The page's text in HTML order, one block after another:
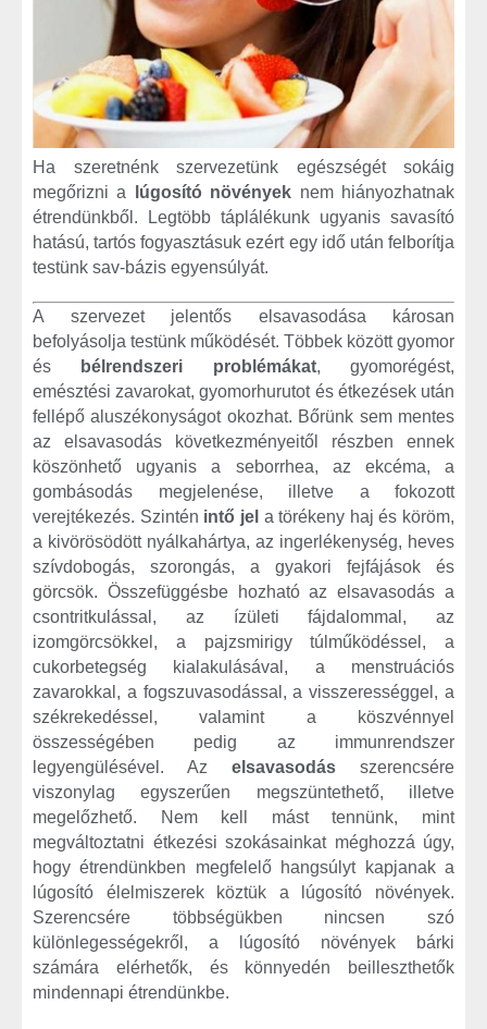
Ha szeretnénk szervezetünk egészségét sokáig
megőrizni a lúgosító növények nem hiányozhatnak
étrendünkből. Legtöbb táplálékunk ugyanis savasító
hatású, tartós fogyasztásuk ezért egy idő után felborítja
testünk sav-bázis egyensúlyát.
A szervezet jelentős elsavasodása károsan
befolyásolja testünk működését. Többek között gyomor
és
bélrendszeri problémákat, gyomorégést,
emésztési zavarokat, gyomorhurutot és étkezések után
fellépő aluszékonyságot okozhat. Bőrünk sem mentes
az elsavasodás következményeitől részben ennek
köszönhető ugyanis a seborrhea, az ekcéma, a
gombásodás megjelenése, illetve a fokozott
verejtékezés. Szintén intő jel a törékeny haj és köröm,
a kivörösödött nyálkahártya, az ingerlékenység, heves
szívdobogás, szorongás, a gyakori fejfájások és
görcsök. Összefüggésbe hozható az elsavasodás a
csontritkulással, az ízületi fájdalommal, az
izomgörcsökkel, a pajzsmirigy túlműködéssel, a
cukorbetegség kialakulásával, a menstruációs
zavarokkal, a fogszuvasodással, a visszerességgel, a
székrekedéssel, valamint a köszvénnyel
összességében pedig az immunrendszer
legyengülésével. Az elsavasodás szerencsére
viszonylag egyszerűen megszüntethető, illetve
megelőzhető. Nem kell mást tennünk, mint
megváltoztatni étkezési szokásainkat méghozzá úgy,
hogy étrendünkben megfelelő hangsúlyt kapjanak a
lúgosító élelmiszerek köztük a lúgosító növények.
Szerencsére többségükben nincsen szó
különlegességekről, a lúgosító növények bárki
számára elérhetők, és könnyedén beilleszthetők
mindennapi étrendünkbe.